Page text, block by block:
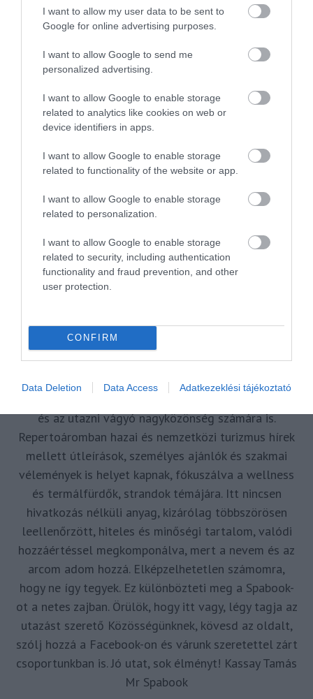
I want to allow my user data to be sent to
Google for online advertising purposes.
I want to allow Google to send me
personalized advertising.
I want to allow Google to enable storage
related to analytics like cookies on web or
device identifiers in apps.
I want to allow Google to enable storage
related to functionality of the website or app.
I want to allow Google to enable storage
related to personalization.
I want to allow Google to enable storage
related to security, including authentication
functionality and fraud prevention, and other
user protection.
CONFIRM
Data Deletion Data Access Adatkezeklési tájékoztató
BOOKING BUDAPEST BUDAPEST AIRPORT EMIRATES
FEJLESZTÉS FÜRDŐ GYÓGYFÜRDŐ HORVÁTORSZÁG
KARANTÉN KORONAVÍRUS KÍNA LÉGIKÖZLEKEDÉS
MAGYARORSZÁG MISKOLC
OLASZORSZÁG PROGRAMAJÁNLÓ REPÜLŐ
REPÜLŐJÁRAT REPÜLŐTÉR
VAKCINAÚTLEVÉL VIDEÓ VÉLEMÉNY WELLNESS
MR SPABOOK
Turisztikai szakértő, utazó blogger, vendégélmény
tanácsadó. Célom, hogy a kategória teremtő
blogmagazin keretein belül hiteles információ
és az utazni vágyó nagyközönség számára is.
Repertoáromban hazai és nemzetközi turizmus hírek
mellett útleírások, személyes ajánlók és szakmai
vélemények is helyet kapnak, fókuszálva a wellness
és termálfürdők, strandok témájára. Itt nincsen
hivatkozás nélküli anyag, kizárólag többszörösen
leellenőrzött, hiteles és minőségi tartalom, valódi
hozzáértéssel megkomponálva, mert a nevem és az
arcom adom hozzá. Elképzelhetetlen számomra,
hogy ne így tegyek. Ez különbözteti meg a Spabook-
ot a netes zajban. Örülök, hogy itt vagy, légy tagja az
utazást szerető Közösségünknek, kövesd az oldalt,
szólj hozzá a Facebook-on és várunk szeretettel zárt
csoportunkban is. Jó utat, sok élményt! Kassay Tamás
Mr Spabook